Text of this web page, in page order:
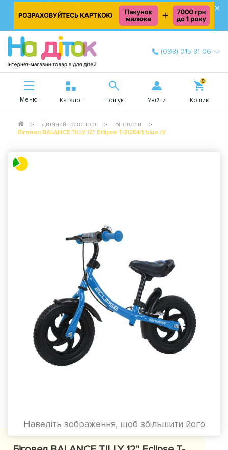
×
(098) 015 81 06
Меню Каталог Пошук Увійти
0
Кошик
Дитячий транспорт
Біговели
Біговел BALANCE TILLY 12" Eclipse T-21254/1 blue /1/
Наведіть зображення, щоб збільшити його